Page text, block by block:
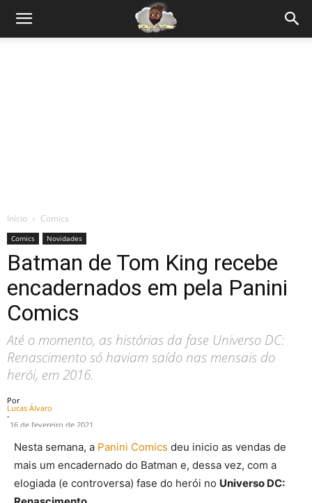
Início Comics
Comics Novidades
Batman de Tom King recebe
encadernados em pela Panini
Comics
Até o momento, as histórias da fase Universo DC:
Renascimento só haviam saído nas mensais do
herói, em 2016.
Por
Lucas Álvaro
-
16 de fevereiro de 2021
Nesta semana, a Panini Comics deu inicio as vendas de
mais um encadernado do Batman e, dessa vez, com a
elogiada (e controversa) fase do herói no Universo DC: